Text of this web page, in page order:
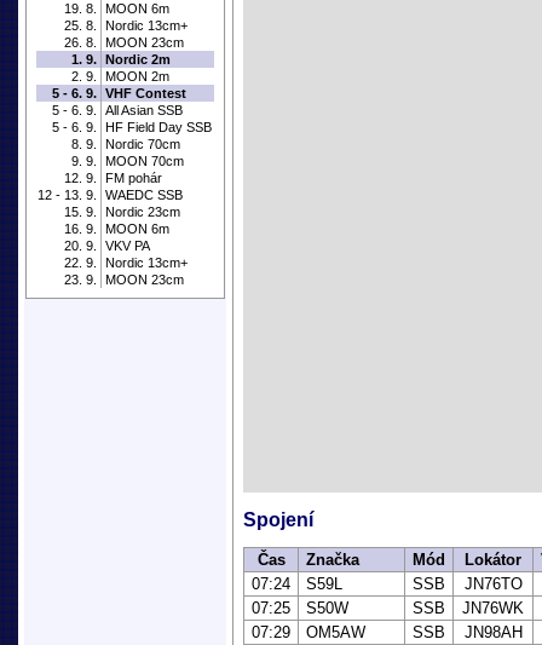
19. 8.
MOON 6m
25. 8.
Nordic 13cm+
26. 8.
MOON 23cm
1. 9. Nordic 2m
2. 9.
MOON 2m
5 - 6. 9. VHF Contest
5 - 6. 9.
All Asian SSB
5 - 6. 9.
HF Field Day SSB
8. 9.
Nordic 70cm
9. 9.
MOON 70cm
12. 9.
FM pohár
12 - 13. 9.
WAEDC SSB
15. 9.
Nordic 23cm
16. 9.
MOON 6m
20. 9.
VKV PA
22. 9.
Nordic 13cm+
23. 9.
MOON 23cm
Spojení
Čas Značka Mód Lokátor
07:24
S59L SSB
JN76TO
07:25
S50W SSB
JN76WK
07:29
OM5AW SSB
JN98AH